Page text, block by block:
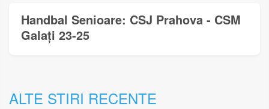
Handbal Senioare: CSJ Prahova - CSM
Galați 23-25
ALTE STIRI RECENTE